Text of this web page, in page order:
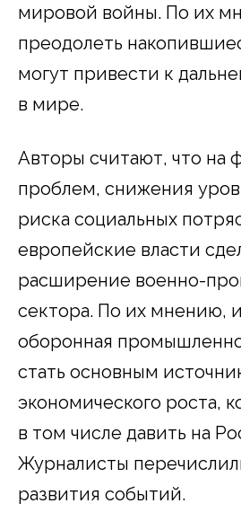
мировой войны. По их
преодолеть
могут привести к
в мире.
Авторы считают, что на
проблем, снижения
риска социальных
европейские власти
расширение военно-
сектора. По их мнению,
оборонная
стать основным
экономического роста,
в том числе давить на
Журналисты
развития событий.